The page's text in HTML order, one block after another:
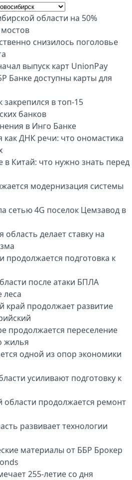
области на 50%
снизилось поголовье
выпуск карт UnionPay
Банке доступны карты для
закрепился в топ-15
банков
в Инго Банке
ДНК речи: что ономастика
в Китай: что нужно знать перед
модернизация системы
сетью 4G поселок Цемзавод в
область делает ставку на
продолжается подготовка к
после атаки БПЛА
леса
край продолжает развитие
продолжается переселение
жилья
одной из опор экономики
усиливают подготовку к
области продолжается ремонт
развивает технологии
материалы от ББР Брокер
255-летие со дня